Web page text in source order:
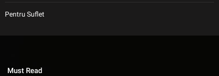
Pentru Suflet
Must Read